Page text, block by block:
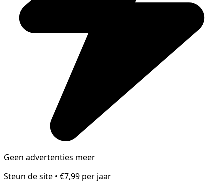
Geen advertenties meer
Steun de site • €7,99 per jaar